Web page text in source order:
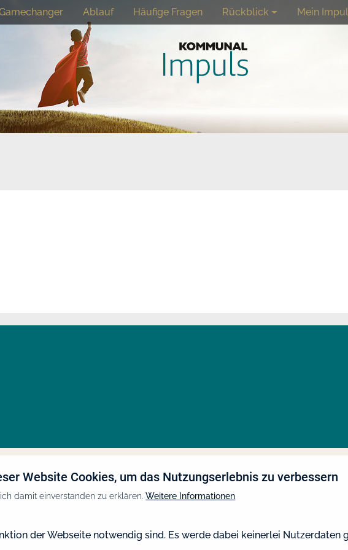
Startseite
Ablauf Häufige Fragen Rückblick Mein
Website Cookies, um das Nutzungserlebnis zu verbessern
damit einverstanden zu erklären. Weitere Informationen
der Webseite notwendig sind. Es werde dabei keinerlei Nutzerdaten